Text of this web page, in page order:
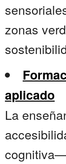
zonas
aplicado
La